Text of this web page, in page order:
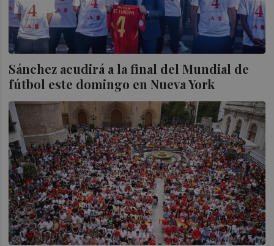
Sánchez acudirá a la final del Mundial de
fútbol este domingo en Nueva York